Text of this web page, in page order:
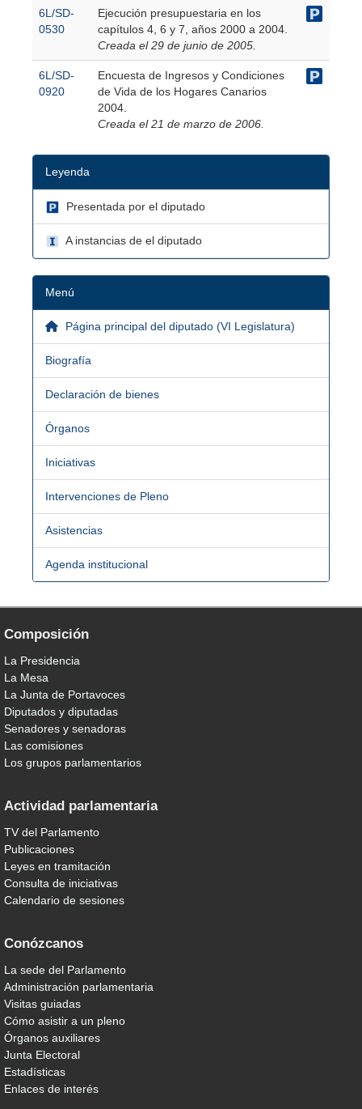
6L/SD-
0530
Ejecución presupuestaria en los
capítulos 4, 6 y 7, años 2000 a 2004.
Creada el 29 de junio de 2005.
6L/SD-
0920
Encuesta de Ingresos y Condiciones
de Vida de los Hogares Canarios
2004.
Creada el 21 de marzo de 2006.
Leyenda
Presentada por el diputado
A instancias de el diputado
Menú
Página principal del diputado (VI Legislatura)
Biografía
Declaración de bienes
Órganos
Iniciativas
Intervenciones de Pleno
Asistencias
Agenda institucional
Composición
La Presidencia
La Mesa
La Junta de Portavoces
Diputados y diputadas
Senadores y senadoras
Las comisiones
Los grupos parlamentarios
Actividad parlamentaria
TV del Parlamento
Publicaciones
Leyes en tramitación
Consulta de iniciativas
Calendario de sesiones
Conózcanos
La sede del Parlamento
Administración parlamentaria
Visitas guiadas
Cómo asistir a un pleno
Órganos auxiliares
Junta Electoral
Estadísticas
Enlaces de interés